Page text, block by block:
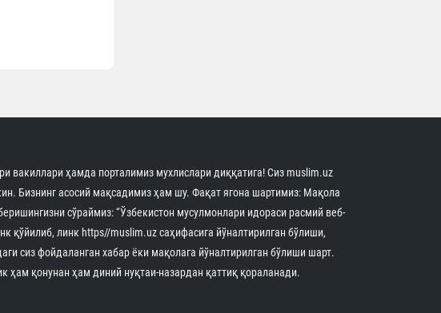
уч
билан
узайтириш ва
иборат, дейди